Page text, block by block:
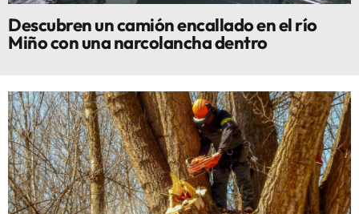
Descubren un camión encallado en el río
Miño con una narcolancha dentro